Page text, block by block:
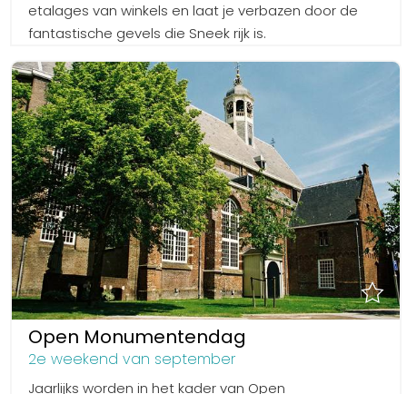
etalages van winkels en laat je verbazen door de
fantastische gevels die Sneek rijk is.
Open Monumentendag
2e weekend van september
Jaarlijks worden in het kader van Open